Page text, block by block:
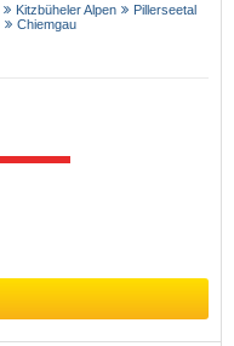
Kitzbüheler Alpen
Pillerseetal
Chiemgau